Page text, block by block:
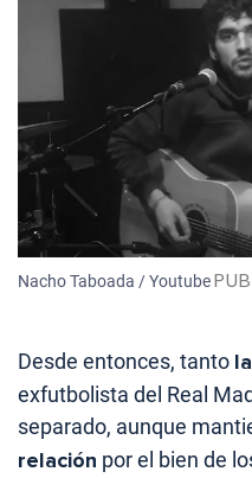
Nacho Taboada / Youtube
Desde entonces, tanto
exfutbolista del Real
separado, aunque
relación por el bien de